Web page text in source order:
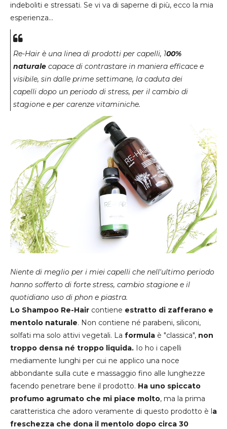
indeboliti e stressati. Se vi va di saperne di più, ecco la mia
esperienza...
Re-Hair è una linea di prodotti per capelli, 100%
naturale capace di contrastare in maniera efficace e
visibile, sin dalle prime settimane, la caduta dei
capelli dopo un periodo di stress, per il cambio di
stagione e per carenze vitaminiche.
Niente di meglio per i miei capelli che nell'ultimo periodo
hanno sofferto di forte stress, cambio stagione e il
quotidiano uso di phon e piastra.
Lo Shampoo Re-Hair contiene estratto di zafferano e
mentolo naturale. Non contiene né parabeni, siliconi,
solfati ma solo attivi vegetali. La formula è "classica", non
troppo densa né troppo liquida. Io ho i capelli
mediamente lunghi per cui ne applico una noce
abbondante sulla cute e massaggio fino alle lunghezze
facendo penetrare bene il prodotto. Ha uno spiccato
profumo agrumato che mi piace molto, ma la prima
caratteristica che adoro veramente di questo prodotto è la
freschezza che dona il mentolo dopo circa 30